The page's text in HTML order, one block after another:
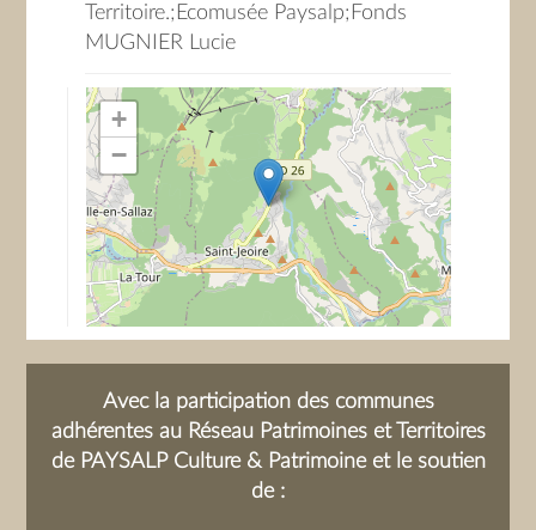
Territoire.;Ecomusée Paysalp;Fonds
MUGNIER Lucie
+
−
Avec la participation des communes
adhérentes au Réseau Patrimoines et Territoires
de PAYSALP Culture & Patrimoine et le soutien
de :